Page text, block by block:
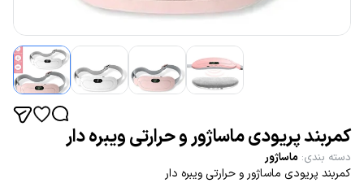
کمربند پریودی ماساژور و حرارتی ویبره دار
دسته بندی: ماساژور
کمربند پریودی ماساژور و حرارتی ویبره دار